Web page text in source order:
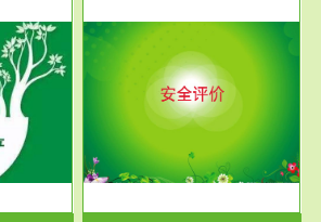
是查找、
、生产经